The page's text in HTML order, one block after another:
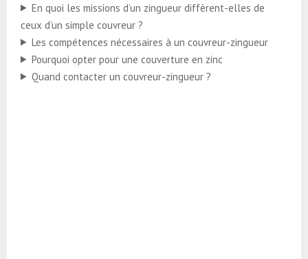
En quoi les missions d’un zingueur diffèrent-elles de
ceux d’un simple couvreur ?
Les compétences nécessaires à un couvreur-zingueur
Pourquoi opter pour une couverture en zinc
Quand contacter un couvreur-zingueur ?